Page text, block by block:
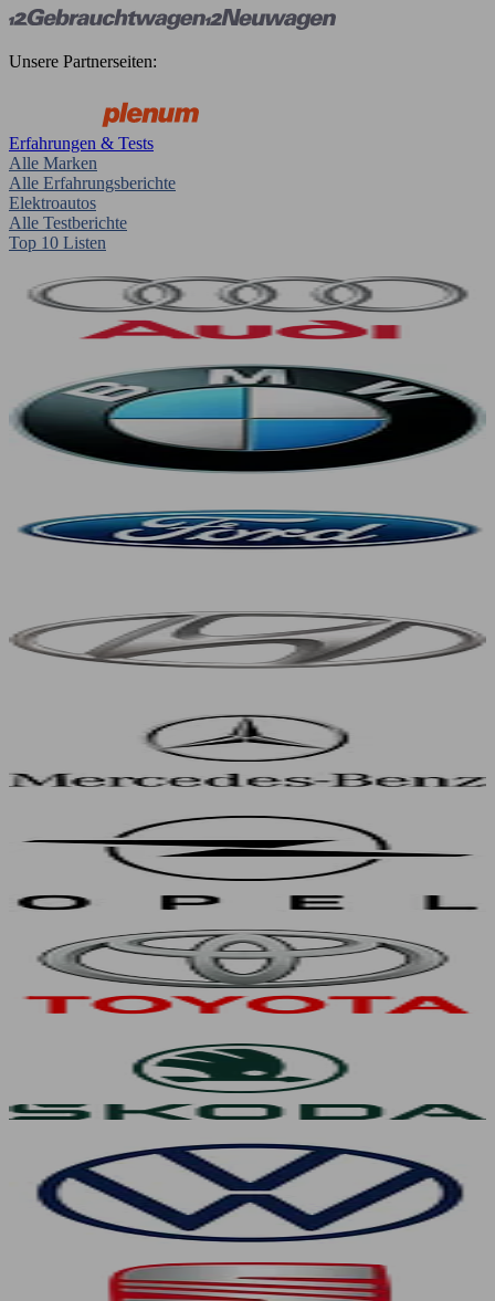
Unsere Partnerseiten:
Erfahrungen & Tests
Alle Marken
Alle Erfahrungsberichte
Elektroautos
Alle Testberichte
Top 10 Listen